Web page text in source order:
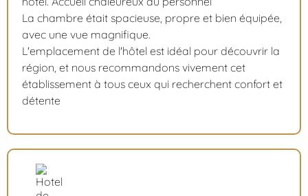
La chambre était spacieuse, propre et bien équipée,
avec une vue magnifique.
L'emplacement de l'hôtel est idéal pour découvrir la
région, et nous recommandons vivement cet
établissement à tous ceux qui recherchent confort et
détente